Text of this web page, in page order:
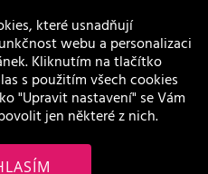
které usnadňují
webu a personalizaci
Kliknutím na tlačítko
s použitím všech cookies
"Upravit nastavení" se Vám
jen některé z nich.